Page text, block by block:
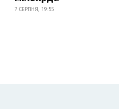
7 СЕРПНЯ, 19:55